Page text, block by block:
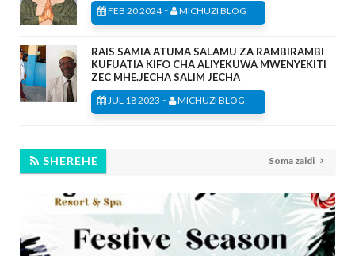
FEB 20 2024- MICHUZI BLOG
RAIS SAMIA ATUMA SALAMU ZA RAMBIRAMBI
KUFUATIA KIFO CHA ALIYEKUWA MWENYEKITI
ZEC MHE.JECHA SALIM JECHA
JUL 18 2023 - MICHUZI BLOG
SHEREHE Soma zaidi